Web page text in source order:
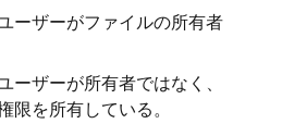
ーザーがファイルの所有者
ザーが所有者ではなく、
を所有している。